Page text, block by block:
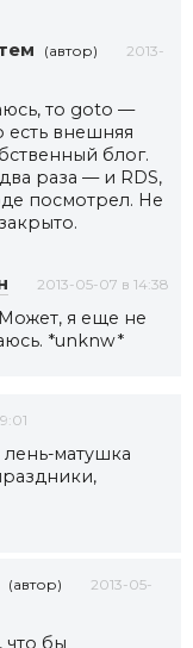
(автор)
2013-
то goto —
есть внешняя
блог.
раза — и RDS,
посмотрел. Не
2013-05-07 в 14:38
я еще не
*unknw*
матушка
(автор)
2013-05-